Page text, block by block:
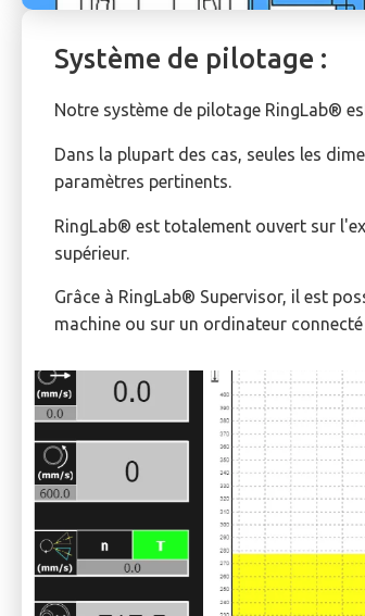
Système de pilotage :
Notre système de pilotage RingLab®
Dans la plupart des cas, seules les
paramètres pertinents.
RingLab® est totalement ouvert sur
supérieur.
Grâce à RingLab® Supervisor, il est
machine ou sur un ordinateur